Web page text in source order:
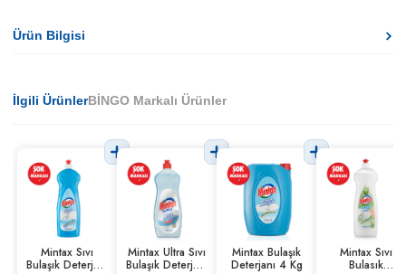
Ürün Bilgisi
İlgili ÜrünlerBİNGO Markalı Ürünler
Mintax Sıvı
Bulaşık Deterjanı
Mintax Ultra Sıvı
Bulaşık Deterjanı
Mintax Bulaşık
Deterjanı 4 Kg
Mintax Sıvı
Bulasık